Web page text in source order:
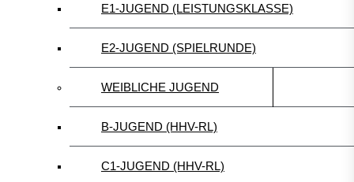
E1-JUGEND (LEISTUNGSKLASSE)
E2-JUGEND (SPIELRUNDE)
WEIBLICHE JUGEND
B-JUGEND (HHV-RL)
C1-JUGEND (HHV-RL)